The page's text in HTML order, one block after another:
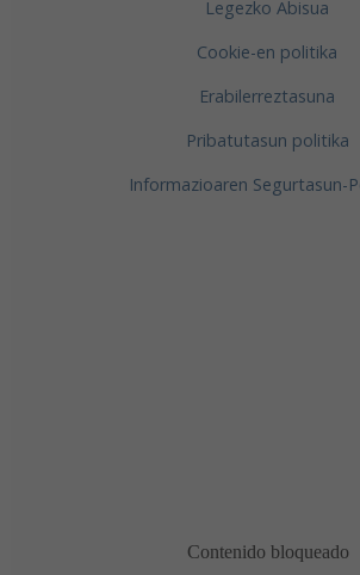
Legezko Abisua
Cookie-en politika
Erabilerreztasuna
Pribatutasun politika
Informazioaren Segurtasun-